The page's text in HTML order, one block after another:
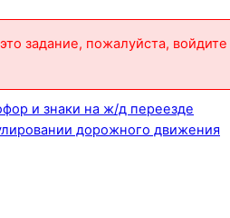
задание, пожалуйста, войдите
и знаки на ж/д переезде
дорожного движения